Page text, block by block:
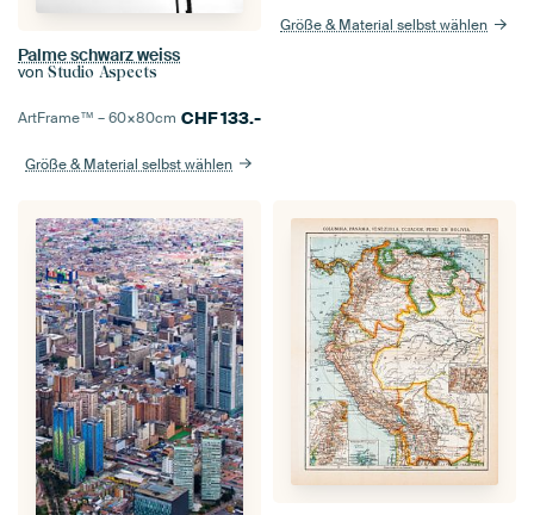
Palme schwarz weiss
von Studio Aspects
ArtFrame™ –60×80cm CHF133.-
Größe & Material selbst wählen
Größe & Material selbst wählen